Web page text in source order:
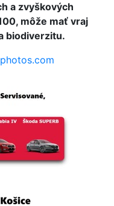
a zvyškových
môže mať vraj
biodiverzitu.